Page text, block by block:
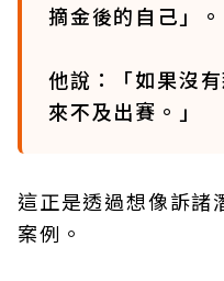
摘金後的自己」。
他說：「如果沒
來不及出賽。」
這正是透過想像訴諸
案例。